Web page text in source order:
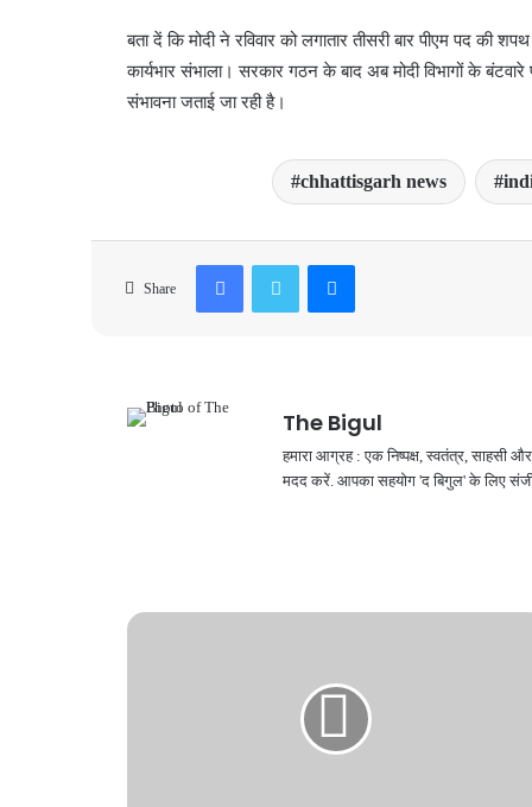
बता दें कि मोदी ने रविवार को लगातार तीसरी बार पीएम पद
कार्यभार संभाला। सरकार गठन के बाद अब मोदी विभागों के
संभावना जताई जा रही है।
chhattisgarh news
Share
FacebookTwitter Messenger
The Bigul
हमारा आग्रह : एक निष्पक्ष, स्वतंत्र, साहसी
मदद करें. आपका सहयोग 'द बिगुल' के लिए